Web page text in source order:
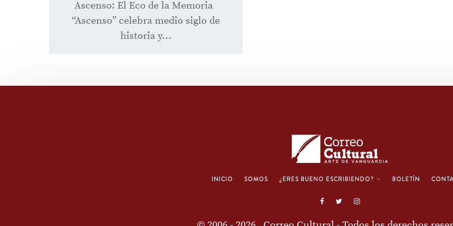
Ascenso: El Eco de la Memoria
“Ascenso” celebra medio siglo de
historia y…
INICIO SOMOS ¿ERES BUENO ESCRIBIENDO? BOLETÍN